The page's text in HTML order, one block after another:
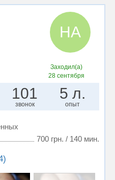
НА
Заходил(а)
28 сентября
101
звонок
5 л.
опыт
700 грн. / 140 мин.